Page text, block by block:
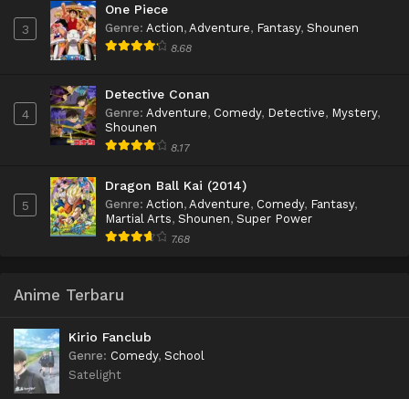
3
One Piece
Genre: Action, Adventure, Fantasy, Shounen
8.68
4
Detective Conan
Genre: Adventure, Comedy, Detective, Mystery,
Shounen
8.17
5
Dragon Ball Kai (2014)
Genre: Action, Adventure, Comedy, Fantasy,
Martial Arts, Shounen, Super Power
7.68
Anime Terbaru
Kirio Fanclub
Genre: Comedy, School
Satelight